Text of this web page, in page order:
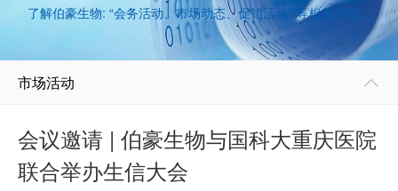
了解伯豪生物: “会务活动、市场动态、促销活动” 等相关信息。
市场活动 
会议邀请 | 伯豪生物与国科大重庆医院
联合举办生信大会